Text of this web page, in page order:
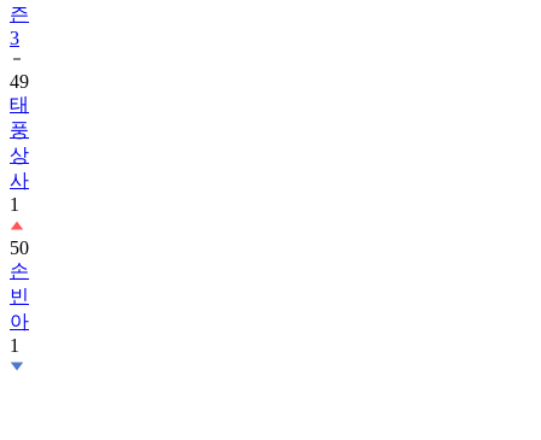
즌
3
49
태
풍
상
사
1
50
손
빈
아
1